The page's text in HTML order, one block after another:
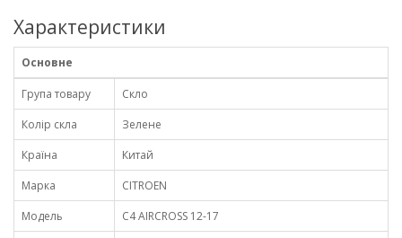
Характеристики
Основне
Група товару
Скло
Колір скла
Зелене
Країна
Китай
Марка
CITROEN
Модель
C4 AIRCROSS 12-17